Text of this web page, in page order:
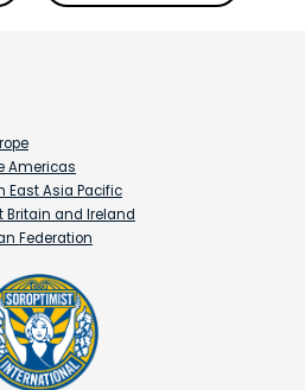
Americas
East Asia Pacific
Britain and Ireland
Federation